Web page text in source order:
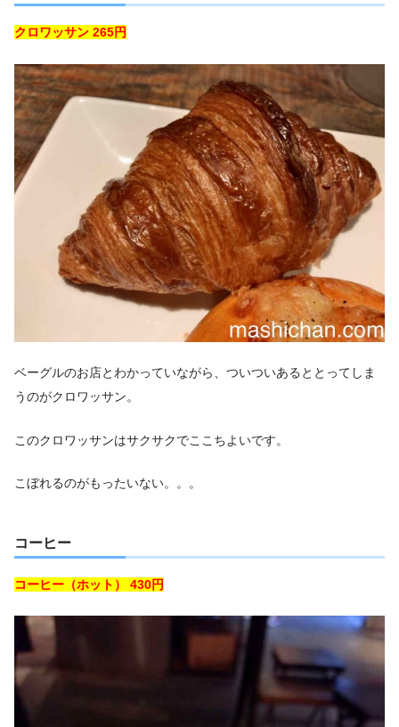
クロワッサン 265円
ベーグルのお店とわかっていながら、ついついあるととってしま
うのがクロワッサン。
このクロワッサンはサクサクでここちよいです。
こぼれるのがもったいない。。。
コーヒー
コーヒー（ホット） 430円